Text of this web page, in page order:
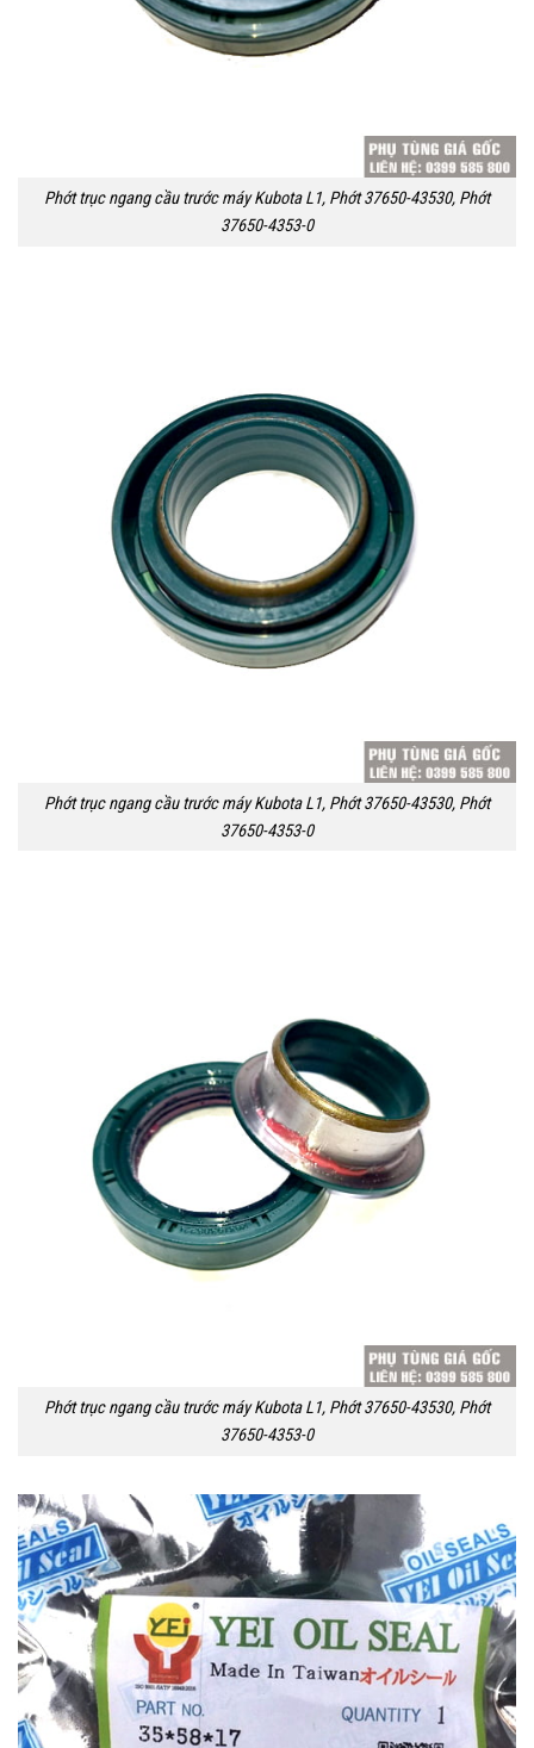
Phớt trục ngang cầu trước máy Kubota L1, Phớt 37650-43530, Phớt
37650-4353-0
Phớt trục ngang cầu trước máy Kubota L1, Phớt 37650-43530, Phớt
37650-4353-0
Phớt trục ngang cầu trước máy Kubota L1, Phớt 37650-43530, Phớt
37650-4353-0